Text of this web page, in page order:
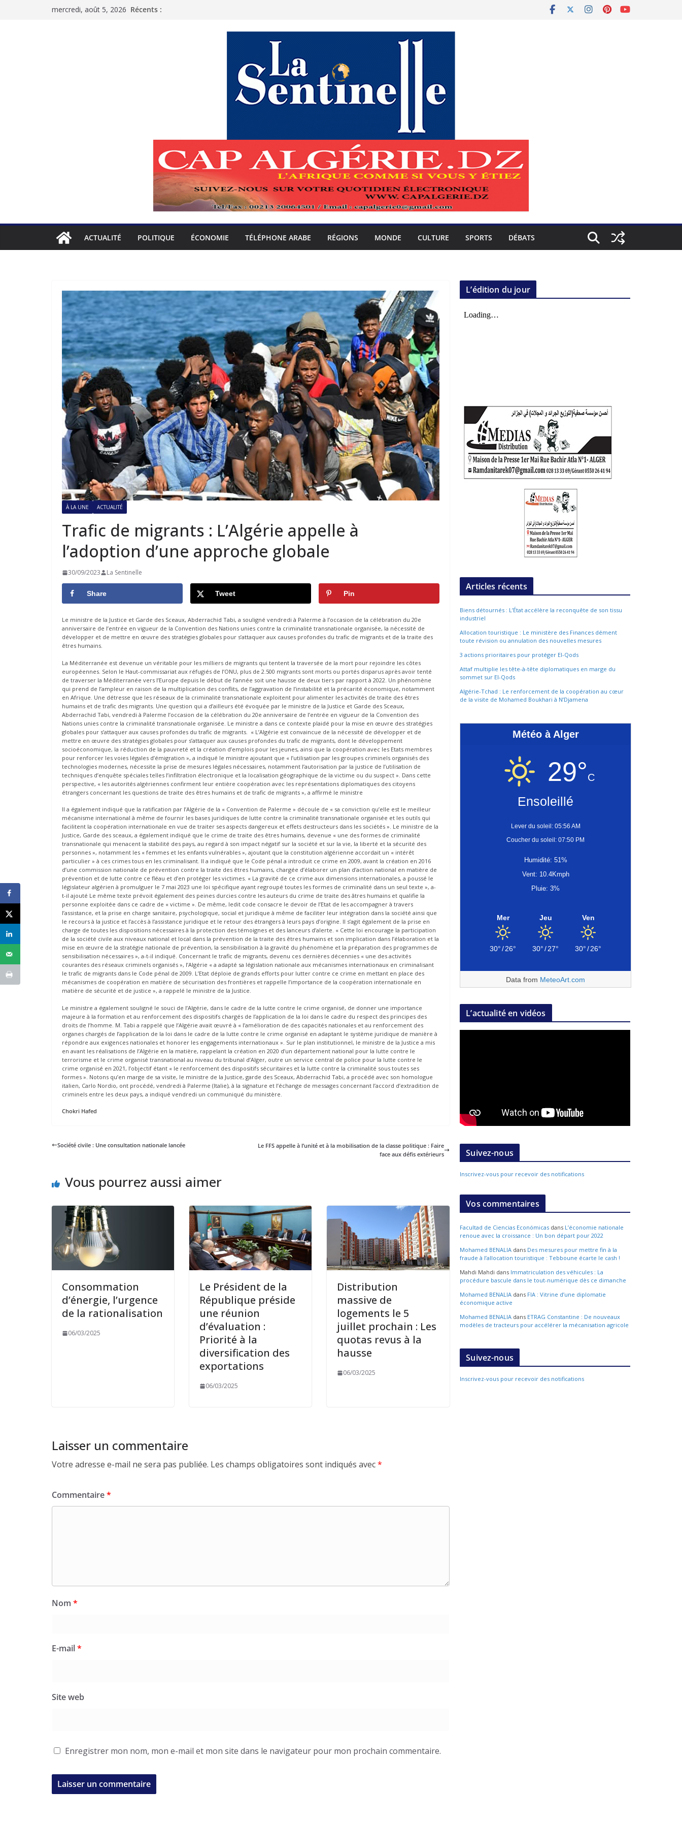
mercredi, août 5, 2026 Récents :
ACTUALITÉ POLITIQUE ÉCONOMIE TÉLÉPHONE ARABE RÉGIONS MONDE CULTURE SPORTS DÉBATS
À LA UNE ACTUALITÉ
Trafic de migrants : L’Algérie appelle à
l’adoption d’une approche globale
30/09/2023 La Sentinelle
Share Tweet Pin
Le ministre de la Justice et Garde des Sceaux, Abderrachid Tabi, a souligné vendredi à Palerme à l’occasion de la célébration du 20e
anniversaire de l’entrée en vigueur de la Convention des Nations unies contre la criminalité transnationale organisée, la nécessité de
développer et de mettre en œuvre des stratégies globales pour s’attaquer aux causes profondes du trafic de migrants et de la traite des
êtres humains.
La Méditerranée est devenue un véritable pour les milliers de migrants qui tentent la traversée de la mort pour rejoindre les côtes
européennes. Selon le Haut-commissariat aux réfugiés de l’ONU, plus de 2.500 migrants sont morts ou portés disparus après avoir tenté
de traverser la Méditerranée vers l’Europe depuis le début de l’année soit une hausse de deux tiers par rapport à 2022. Un phénomène
qui prend de l’ampleur en raison de la multiplication des conflits, de l’aggravation de l’instabilité et la précarité économique, notamment
en Afrique. Une détresse que les réseaux de la criminalité transnationale exploitent pour alimenter les activités de traite des êtres
humains et de trafic des migrants. Une question qui a d’ailleurs été évoquée par le ministre de la Justice et Garde des Sceaux,
Abderrachid Tabi, vendredi à Palerme l’occasion de la célébration du 20e anniversaire de l’entrée en vigueur de la Convention des
Nations unies contre la criminalité transnationale organisée. Le ministre a dans ce contexte plaidé pour la mise en œuvre des stratégies
globales pour s’attaquer aux causes profondes du trafic de migrants.
« L’Algérie est convaincue de la nécessité de développer et de
mettre en œuvre des stratégies globales pour s’attaquer aux causes profondes du trafic de migrants, dont le développement
socioéconomique, la réduction de la pauvreté et la création d’emplois pour les jeunes, ainsi que la coopération avec les Etats membres
pour renforcer les voies légales d’émigration », a indiqué le ministre ajoutant que « l’utilisation par les groupes criminels organisés des
technologies modernes, nécessite la prise de mesures légales nécessaires, notamment l’autorisation par la justice de l’utilisation de
techniques d’enquête spéciales telles l’infiltration électronique et la localisation géographique de la victime ou du suspect ». Dans cette
perspective, « les autorités algériennes confirment leur entière coopération avec les représentations diplomatiques des citoyens
étrangers concernant les questions de traite des êtres humains et de trafic de migrants », a affirmé le ministre
Il a également indiqué que la ratification par l’Algérie de la « Convention de Palerme » découle de « sa conviction qu’elle est le meilleur
mécanisme international à même de fournir les bases juridiques de lutte contre la criminalité transnationale organisée et les outils qui
facilitent la coopération internationale en vue de traiter ses aspects dangereux et effets destructeurs dans les sociétés ». Le ministre de la
Justice, Garde des sceaux, a également indiqué que le crime de traite des êtres humains, devenue « une des formes de criminalité
transnationale qui menacent la stabilité des pays, au regard à son impact négatif sur la société et sur la vie, la liberté et la sécurité des
personnes », notamment les « femmes et les enfants vulnérables », ajoutant que la constitution algérienne accordait un « intérêt
particulier » à ces crimes tous en les criminalisant. Il a indiqué que le Code pénal a introduit ce crime en 2009, avant la création en 2016
d’une commission nationale de prévention contre la traite des êtres humains, chargée d’élaborer un plan d’action national en matière de
prévention et de lutte contre ce fléau et d’en protéger les victimes. « La gravité de ce crime aux dimensions internationales, a poussé le
législateur algérien à promulguer le 7 mai 2023 une loi spécifique ayant regroupé toutes les formes de criminalité dans un seul texte », a-
t-il ajouté Le même texte prévoit également des peines durcies contre les auteurs du crime de traite des âtres humains et qualifie la
personne exploitée dans ce cadre de « victime ». De même, ledit code consacre le devoir de l’Etat de les accompagner à travers
l’assistance, et la prise en charge sanitaire, psychologique, social et juridique à même de faciliter leur intégration dans la société ainsi que
le recours à la justice et l’accès à l’assistance juridique et le retour des étrangers à leurs pays d’origine. Il s’agit également de la prise en
charge de toutes les dispositions nécessaires à la protection des témoignes et des lanceurs d’alerte. « Cette loi encourage la participation
de la société civile aux niveaux national et local dans la prévention de la traite des êtres humains et son implication dans l’élaboration et la
mise en œuvre de la stratégie nationale de prévention, la sensibilisation à la gravité du phénomène et la préparation des programmes de
sensibilisation nécessaires », a-t-il indiqué. Concernant le trafic de migrants, devenu ces dernières décennies « une des activités
courantes des réseaux criminels organisés », l’Algérie « a adapté sa législation nationale aux mécanismes internationaux en criminalisant
le trafic de migrants dans le Code pénal de 2009. L’Etat déploie de grands efforts pour lutter contre ce crime en mettant en place des
mécanismes de coopération en matière de sécurisation des frontières et rappelle l’importance de la coopération internationale en
matière de sécurité et de justice », a rappelé le ministre de la Justice.
Le ministre a également souligné le souci de l’Algérie, dans le cadre de la lutte contre le crime organisé, de donner une importance
majeure à la formation et au renforcement des dispositifs chargés de l’application de la loi dans le cadre du respect des principes des
droits de l’homme. M. Tabi a rappelé que l’Algérie avait œuvré à « l’amélioration de des capacités nationales et au renforcement des
organes chargés de l’application de la loi dans le cadre de la lutte contre le crime organisé en adaptant le système juridique de manière à
répondre aux exigences nationales et honorer les engagements internationaux ». Sur le plan institutionnel, le ministre de la Justice a mis
en avant les réalisations de l’Algérie en la matière, rappelant la création en 2020 d’un département national pour la lutte contre le
terrorisme et le crime organisé transnational au niveau du tribunal d’Alger, outre un service central de police pour la lutte contre le
crime organisé en 2021, l’objectif étant « le renforcement des dispositifs sécuritaires et la lutte contre la criminalité sous toutes ses
formes ». Notons qu’en marge de sa visite, le ministre de la Justice, garde des Sceaux, Abderrachid Tabi, a procédé avec son homologue
italien, Carlo Nordio, ont procédé, vendredi à Palerme (Italie), à la signature et l’échange de messages concernant l’accord d’extradition de
criminels entre les deux pays, a indiqué vendredi un communiqué du ministère.
Chokri Hafed
Société civile : Une consultation nationale lancée
Le FFS appelle à l’unité et à la mobilisation de la classe politique : Faire
face aux défis extérieurs
Vous pourrez aussi aimer
Consommation
d’énergie, l’urgence
de la rationalisation
06/03/2025
Le Président de la
République préside
une réunion
d’évaluation :
Priorité à la
diversification des
exportations
06/03/2025
Distribution
massive de
logements le 5
juillet prochain : Les
quotas revus à la
hausse
06/03/2025
Laisser un commentaire
Votre adresse e-mail ne sera pas publiée. Les champs obligatoires sont indiqués avec*
Commentaire*
Nom *
E-mail*
Site web
Enregistrer mon nom, mon e-mail et mon site dans le navigateur pour mon prochain commentaire.
L’édition du jour
Articles récents
Biens détournés : L’État accélère la reconquête de son tissu
industriel
Allocation touristique : Le ministère des Finances dément
toute révision ou annulation des nouvelles mesures
3 actions prioritaires pour protéger El-Qods
Attaf multiplie les tête-à-tête diplomatiques en marge du
sommet sur El-Qods
Algérie-Tchad : Le renforcement de la coopération au cœur
de la visite de Mohamed Boukhari à N’Djamena
Météo à Alger
29°C
Ensoleillé
Lever du soleil: 05:56 AM
Coucher du soleil: 07:50 PM
Humidité: 51%
Vent: 10.4Kmph
Pluie: 3%
Mer
30°/26°
Jeu
30°/27°
Ven
30°/26°
Data from MeteoArt.com
L’actualité en vidéos
Suivez-nous
Inscrivez-vous pour recevoir des notifications
Vos commentaires
Facultad de Ciencias Económicas dans L’économie nationale
renoue avec la croissance : Un bon départ pour 2022
Mohamed BENALIA dans Des mesures pour mettre fin à la
fraude à l’allocation touristique : Tebboune écarte le cash !
Mahdi Mahdi dans Immatriculation des véhicules : La
procédure bascule dans le tout-numérique dès ce dimanche
Mohamed BENALIA dans FIA : Vitrine d’une diplomatie
économique active
Mohamed BENALIA dans ETRAG Constantine : De nouveaux
modèles de tracteurs pour accélérer la mécanisation agricole
Suivez-nous
Inscrivez-vous pour recevoir des notifications